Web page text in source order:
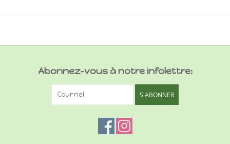
Abonnez-vous à notre infolettre:
S'ABONNER